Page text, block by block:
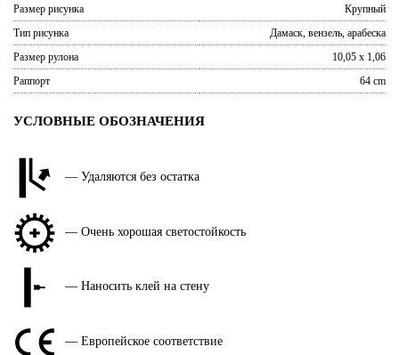
Размер рисунка
Крупный
Тип рисунка
Дамаск, вензель, арабеска
Размер рулона
10,05 x 1,06
Раппорт
64 cm
УСЛОВНЫЕ ОБОЗНАЧЕНИЯ
— Удаляются без остатка
— Очень хорошая светостойкость
— Наносить клей на стену
— Европейское соответствие